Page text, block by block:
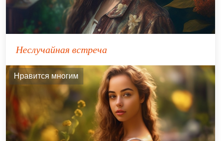
Неслучайная встреча
Нравится многим